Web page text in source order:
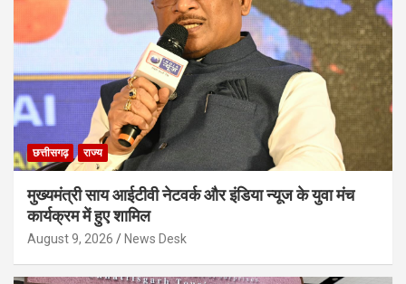
छत्तीसगढ़ राज्य
मुख्यमंत्री साय आईटीवी नेटवर्क और इंडिया न्यूज के युवा मंच
कार्यक्रम में हुए शामिल
August 9, 2026 News Desk